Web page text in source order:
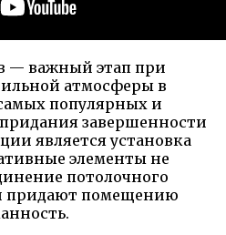
— важный этап при
атмосферы в
популярных и
завершенности
является установка
элементы не
потолочного
придают помещению